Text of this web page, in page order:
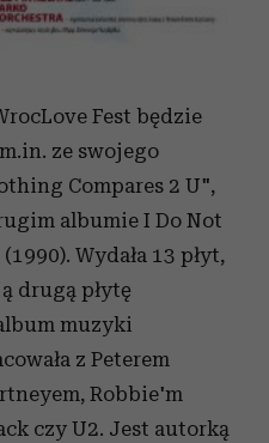
Fest będzie
ze swojego
Compares 2 U",
albumie I Do Not
Wydała 13 płyt,
drugą płytę
muzyki
z Peterem
Robbie'm
czy U2. Jest autorką